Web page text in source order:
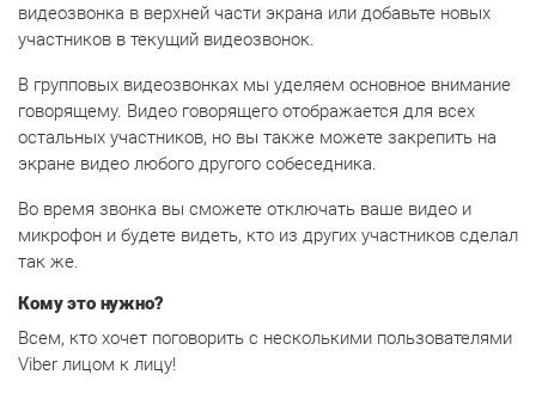
видеозвонка в верхней части экрана или добавьте новых
участников в текущий видеозвонок.
В групповых видеозвонках мы уделяем основное внимание
говорящему. Видео говорящего отображается для всех
остальных участников, но вы также можете закрепить на
экране видео любого другого собеседника.
Во время звонка вы сможете отключать ваше видео и
микрофон и будете видеть, кто из других участников сделал
так же.
Кому это нужно?
Всем, кто хочет поговорить с несколькими пользователями
Viber лицом к лицу!